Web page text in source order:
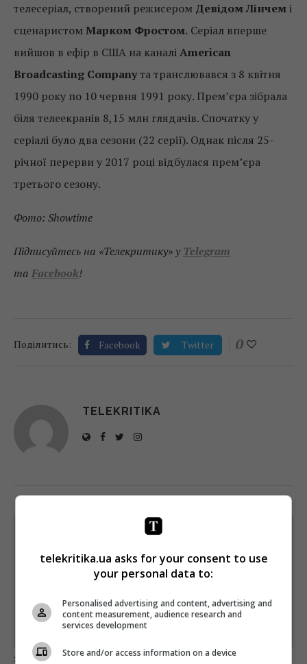
телесеріал, створений режисером Девідом Лінчемі
сценаристомМарком Фростом. Серіал вперше
вийшов в ефір в США на каналіAmerican
Broadcasting Companyта транслювався з 8 квітня
1990 року по 10 червня 1991 року. Прем’єра зібрала
біля телеекранів 8,15 млн глядачів. Спочатку у
серіалі було два сезони (22 серії). Однак після 25-
річної перерви у 2017 році відбулася прем’єра
третього сезону.
Фото: Showtime
Підписуйтесь на «Телекритику» у Telegram
та Facebook!
Поділитись: Facebook Twitter 0
TELEKRITIKA
Щотижневий лист з найцікавішим.
Підпишіться ще раз, якщо не отримуєте від нас листи
Підписатись→
Предоставлено SendPulse
загрузка...
telekritika.ua asks for your consent to use
your personal data to:
Personalised advertising and content, advertising and
content measurement, audience research and
services development
Store and/or access information on a device